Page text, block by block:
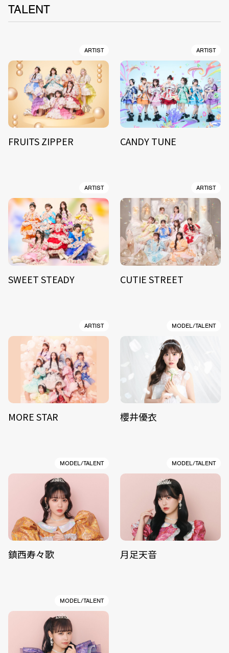
TALENT
ARTIST
FRUITS ZIPPER
ARTIST
CANDY TUNE
ARTIST
SWEET STEADY
ARTIST
CUTIE STREET
ARTIST
MORE STAR
MODEL/TALENT
櫻井優衣
MODEL/TALENT
鎮西寿々歌
MODEL/TALENT
月足天音
MODEL/TALENT